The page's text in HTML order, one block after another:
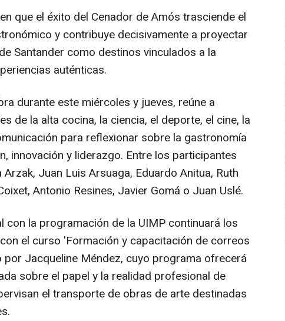
que el éxito del Cenador de Amós trasciende el
y contribuye decisivamente a proyectar
Santander como destinos vinculados a la
auténticas.
durante este miércoles y jueves, reúne a
de la alta cocina, la ciencia, el deporte, el cine, la
para reflexionar sobre la gastronomía
innovación y liderazgo. Entre los participantes
Juan Luis Arsuaga, Eduardo Anitua, Ruth
Antonio Resines, Javier Gomá o Juan Uslé.
con la programación de la UIMP continuará los
el curso 'Formación y capacitación de correos
Jacqueline Méndez, cuyo programa ofrecerá
sobre el papel y la realidad profesional de
el transporte de obras de arte destinadas